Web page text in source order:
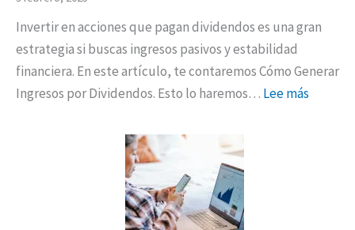
Invertir en acciones que pagan dividendos es una gran
estrategia si buscas ingresos pasivos y estabilidad
financiera. En este artículo, te contaremos Cómo Generar
Ingresos por Dividendos. Esto lo haremos… Lee más